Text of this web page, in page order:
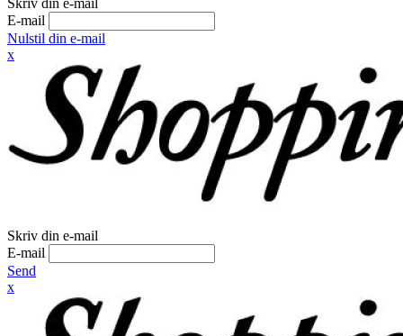
Skriv din e-mail
E-mail
Nulstil din e-mail
x
Skriv din e-mail
E-mail
Send
x